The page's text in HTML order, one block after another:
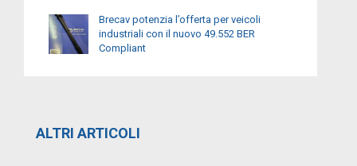
Brecav potenzia l’offerta per veicoli
industriali con il nuovo 49.552 BER
Compliant
ALTRI ARTICOLI